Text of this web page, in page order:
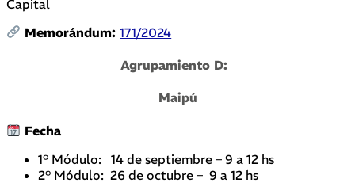
Capital
Memorándum:171/2024
Agrupamiento D:
Maipú
Fecha
1° Módulo: 14 de septiembre – 9 a 12 hs
2° Módulo: 26 de octubre – 9 a 12 hs